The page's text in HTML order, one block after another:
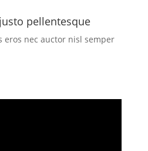
pellentesque
eros nec auctor nisl semper